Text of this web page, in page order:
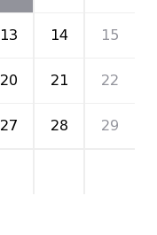
13 14 15
20 21 22
27 28 29